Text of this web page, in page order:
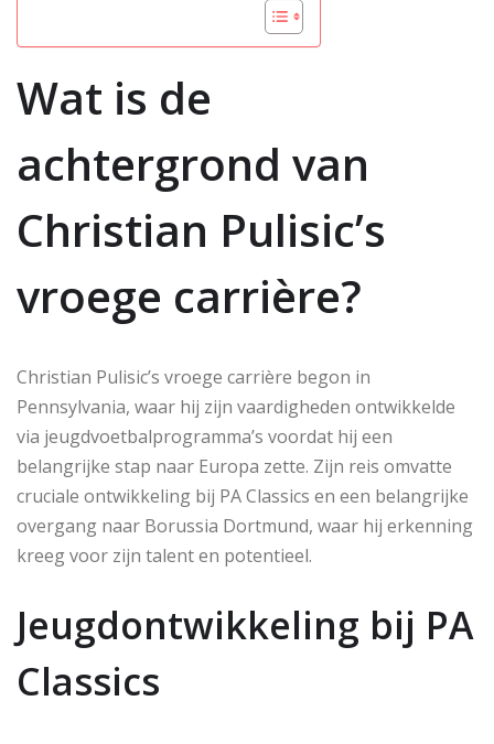
Wat is de
achtergrond van
Christian Pulisic’s
vroege carrière?
Christian Pulisic’s vroege carrière begon in
Pennsylvania, waar hij zijn vaardigheden ontwikkelde
via jeugdvoetbalprogramma’s voordat hij een
belangrijke stap naar Europa zette. Zijn reis omvatte
cruciale ontwikkeling bij PA Classics en een belangrijke
overgang naar Borussia Dortmund, waar hij erkenning
kreeg voor zijn talent en potentieel.
Jeugdontwikkeling bij PA
Classics